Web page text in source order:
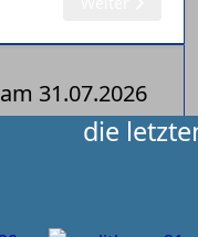
am 31.07.2026
die